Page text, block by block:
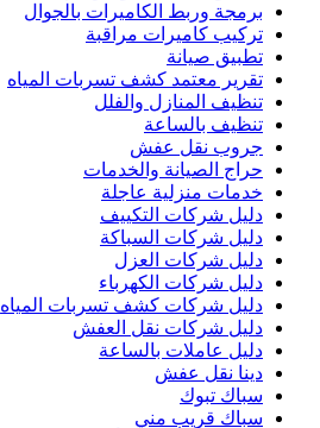
برمجة وربط الكاميرات بالجوال
تركيب كاميرات مراقبة
تطبيق صيانة
تقرير معتمد كشف تسربات المياه
تنظيف المنازل والفلل
تنظيف بالساعة
جروب نقل عفش
حراج الصيانة والخدمات
خدمات منزلية عاجلة
دليل شركات التكييف
دليل شركات السباكة
دليل شركات العزل
دليل شركات الكهرباء
دليل شركات كشف تسربات المياه
دليل شركات نقل العفش
دليل عاملات بالساعة
دينا نقل عفش
سباك تبوك
سباك قريب مني